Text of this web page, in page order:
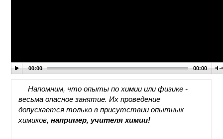
00:00 00:00
Напомним, что опыты по химии или физике -
весьма опасное занятие. Их проведение
допускается только в присутствии опытных
химиков, например, учителя химии!